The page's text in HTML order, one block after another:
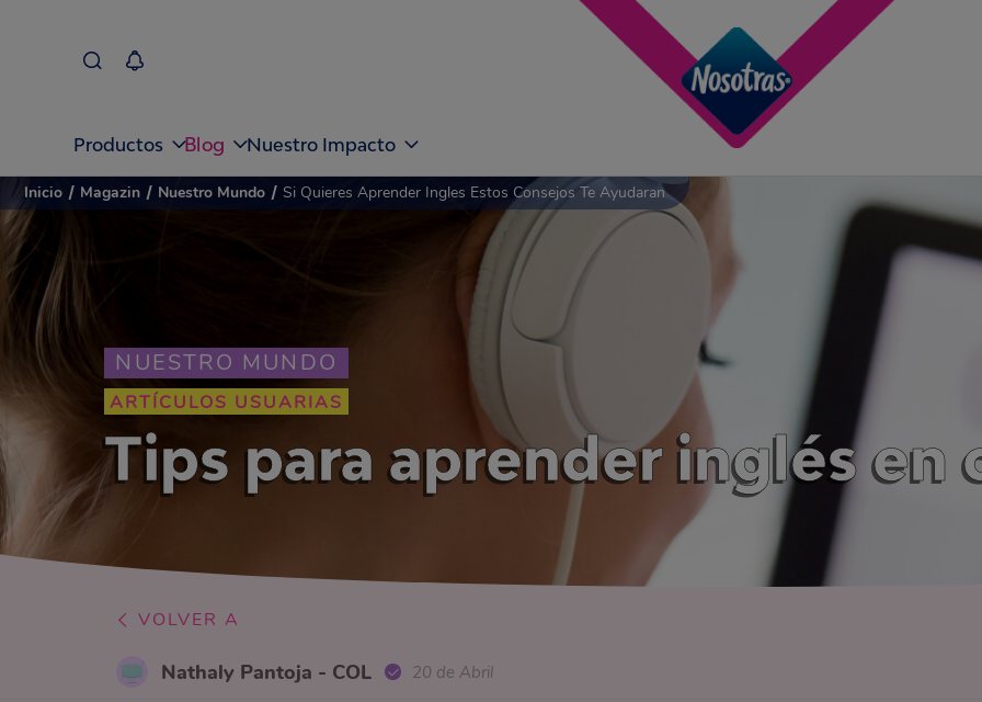
Productos Blog Nuestro Impacto
NUESTRO MUNDO
ARTÍCULOS USUARIAS
Tips para aprender inglés en
Inicio / Magazin / Nuestro Mundo / Si Quieres Aprender Ingles Estos Consejos Te Ayudaran
VOLVER A
Nathaly Pantoja - COL 20 de Abril